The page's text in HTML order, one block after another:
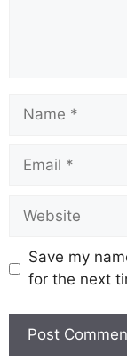
Save my
for the next